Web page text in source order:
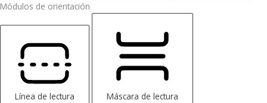
Módulos de orientación
Línea de lectura Máscara de lectura